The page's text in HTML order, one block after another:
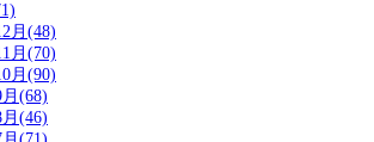
月(48)
月(70)
月(90)
(68)
(46)